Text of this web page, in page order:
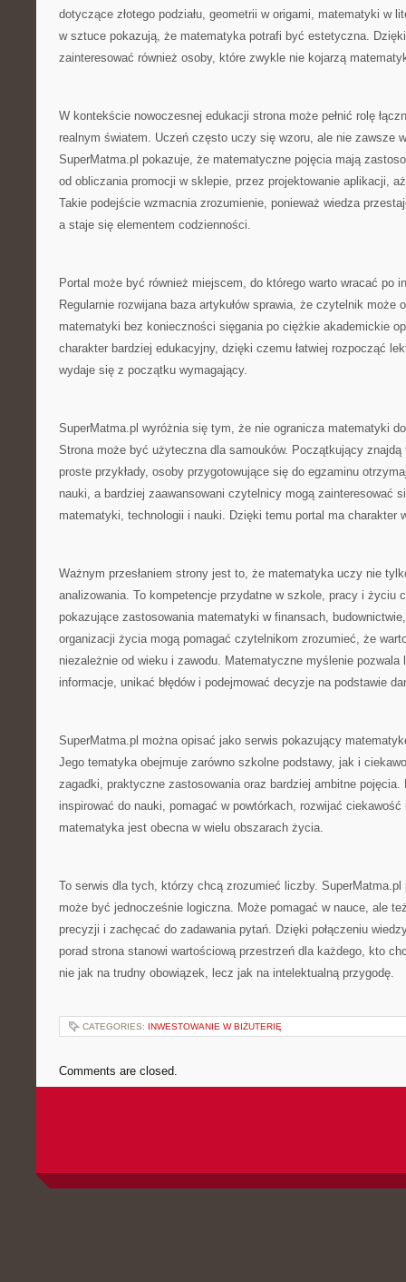
dotyczące złotego podziału, geometrii w origami, matematyki w
w sztuce pokazują, że matematyka potrafi być estetyczna.
zainteresować również osoby, które zwykle nie kojarzą
W kontekście nowoczesnej edukacji strona może pełnić rolę
realnym światem. Uczeń często uczy się wzoru, ale nie zawsze
SuperMatma.pl pokazuje, że matematyczne pojęcia mają
od obliczania promocji w sklepie, przez projektowanie aplikacji,
Takie podejście wzmacnia zrozumienie, ponieważ wiedza
a staje się elementem codzienności.
Portal może być również miejscem, do którego warto wracać po
Regularnie rozwijana baza artykułów sprawia, że czytelnik może
matematyki bez konieczności sięgania po ciężkie akademickie
charakter bardziej edukacyjny, dzięki czemu łatwiej rozpocząć
wydaje się z początku wymagający.
SuperMatma.pl wyróżnia się tym, że nie ogranicza matematyki
Strona może być użyteczna dla samouków. Początkujący znajdą
proste przykłady, osoby przygotowujące się do egzaminu
nauki, a bardziej zaawansowani czytelnicy mogą zainteresować
matematyki, technologii i nauki. Dzięki temu portal ma charakter
Ważnym przesłaniem strony jest to, że matematyka uczy nie
analizowania. To kompetencje przydatne w szkole, pracy i życiu
pokazujące zastosowania matematyki w finansach,
organizacji życia mogą pomagać czytelnikom zrozumieć, że
niezależnie od wieku i zawodu. Matematyczne myślenie pozwala
informacje, unikać błędów i podejmować decyzje na podstawie
SuperMatma.pl można opisać jako serwis pokazujący
Jego tematyka obejmuje zarówno szkolne podstawy, jak i
zagadki, praktyczne zastosowania oraz bardziej ambitne
inspirować do nauki, pomagać w powtórkach, rozwijać
matematyka jest obecna w wielu obszarach życia.
To serwis dla tych, którzy chcą zrozumieć liczby.
może być jednocześnie logiczna. Może pomagać w nauce, ale
precyzji i zachęcać do zadawania pytań. Dzięki połączeniu
porad strona stanowi wartościową przestrzeń dla każdego, kto
nie jak na trudny obowiązek, lecz jak na intelektualną przygodę.
CATEGORIES: INWESTOWANIE W BIŻUTERIĘ
Comments are closed.